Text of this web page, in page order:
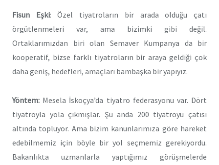
Fisun Eşki: Özel tiyatroların bir arada olduğu çatı
örgütlenmeleri var, ama bizimki gibi değil.
Ortaklarımızdan biri olan Semaver Kumpanya da bir
kooperatif, bizse farklı tiyatroların bir araya geldiği çok
daha geniş, hedefleri, amaçları bambaşka bir yapıyız.
Yöntem: Mesela İskoçya’da tiyatro federasyonu var. Dört
tiyatroyla yola çıkmışlar. Şu anda 200 tiyatroyu çatısı
altında topluyor. Ama bizim kanunlarımıza göre hareket
edebilmemiz için böyle bir yol seçmemiz gerekiyordu.
Bakanlıkta uzmanlarla yaptığımız görüşmelerde